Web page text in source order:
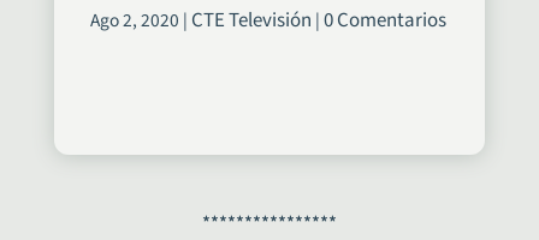
Ago 2, 2020 | CTE Televisión | 0 Comentarios
****************